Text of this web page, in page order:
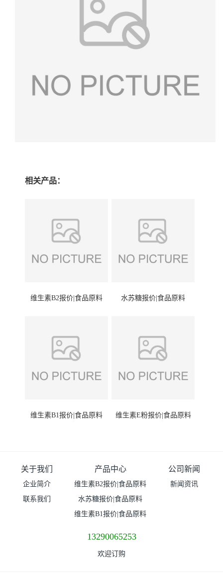
相关产品：
维生素B2报价|食品原料 水苏糖报价|食品原料
维生素B1报价|食品原料 维生素E粉报价|食品原料
关于我们
企业简介
联系我们
产品中心
维生素B2报价|食品原料
水苏糖报价|食品原料
维生素B1报价|食品原料
公司新闻
新闻资讯
13290065253
欢迎订购